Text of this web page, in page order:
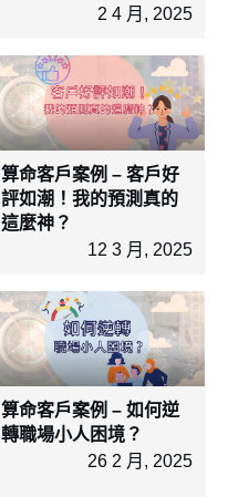
2 4 月, 2025
算命客戶案例 – 客戶好
評如潮！我的預測真的
這麼神？
12 3 月, 2025
算命客戶案例 – 如何逆
轉職場小人困境？
26 2 月, 2025